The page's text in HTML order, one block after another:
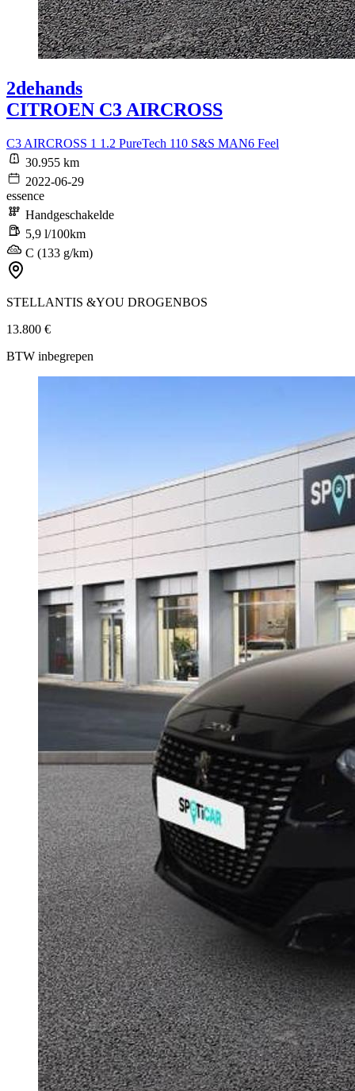
2dehands
CITROEN C3 AIRCROSS
C3 AIRCROSS 1 1.2 PureTech 110 S&S MAN6 Feel
30.955 km
2022-06-29
essence
Handgeschakelde
5,9 l/100km
C (133 g/km)
STELLANTIS &YOU DROGENBOS
13.800 €
BTW inbegrepen